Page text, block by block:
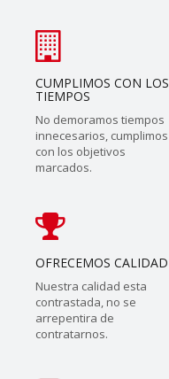
CUMPLIMOS CON LOS
TIEMPOS
No demoramos tiempos
innecesarios, cumplimos
con los objetivos
marcados.
OFRECEMOS CALIDAD
Nuestra calidad esta
contrastada, no se
arrepentira de
contratarnos.